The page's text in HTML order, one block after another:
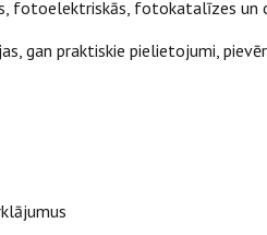
fotoelektriskās, fotokatalīzes un
gan praktiskie pielietojumi,